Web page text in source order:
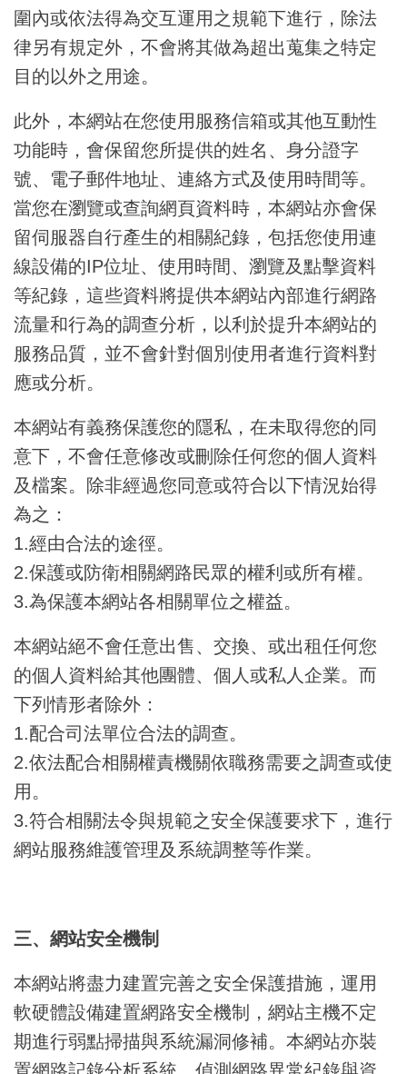
圍內或依法得為交互運用之規範下進行，除法
律另有規定外，不會將其做為超出蒐集之特定
目的以外之用途。
此外，本網站在您使用服務信箱或其他互動性
功能時，會保留您所提供的姓名、身分證字
號、電子郵件地址、連絡方式及使用時間等。
當您在瀏覽或查詢網頁資料時，本網站亦會保
留伺服器自行產生的相關紀錄，包括您使用連
線設備的IP位址、使用時間、瀏覽及點擊資料
等紀錄，這些資料將提供本網站內部進行網路
流量和行為的調查分析，以利於提升本網站的
服務品質，並不會針對個別使用者進行資料對
應或分析。
本網站有義務保護您的隱私，在未取得您的同
意下，不會任意修改或刪除任何您的個人資料
及檔案。除非經過您同意或符合以下情況始得
為之：
1.經由合法的途徑。
2.保護或防衛相關網路民眾的權利或所有權。
3.為保護本網站各相關單位之權益。
本網站絕不會任意出售、交換、或出租任何您
的個人資料給其他團體、個人或私人企業。而
下列情形者除外：
1.配合司法單位合法的調查。
2.依法配合相關權責機關依職務需要之調查或使
用。
3.符合相關法令與規範之安全保護要求下，進行
網站服務維護管理及系統調整等作業。
三、網站安全機制
本網站將盡力建置完善之安全保護措施，運用
軟硬體設備建置網路安全機制，網站主機不定
期進行弱點掃描與系統漏洞修補。本網站亦裝